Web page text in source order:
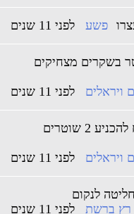
לפני 11 שנים פשע
בשקרים מצחיקים
לפני 11 שנים
ויראלים
משטרת לונדון במבוכה: אדם מצליח להכניע 2 שוטרים
לפני 11 שנים
ויראלים
לנקום
לפני 11 שנים
רץ ברשת